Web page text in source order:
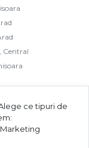
Central
ce tipuri de
Marketing